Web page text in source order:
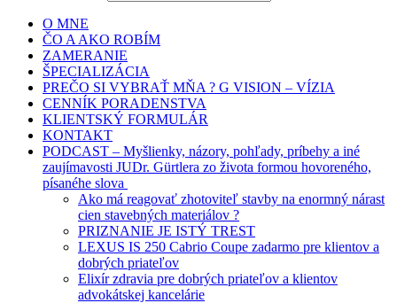
O MNE
ČO A AKO ROBÍM
ZAMERANIE
ŠPECIALIZÁCIA
PREČO SI VYBRAŤ MŇA ? G VISION – VÍZIA
CENNÍK PORADENSTVA
KLIENTSKÝ FORMULÁR
KONTAKT
PODCAST – Myšlienky, názory, pohľady, príbehy a iné
zaujímavosti JUDr. Gürtlera zo života formou hovoreného,
písanéhe slova
Ako má reagovať zhotoviteľ stavby na enormný nárast
cien stavebných materiálov ?
PRIZNANIE JE ISTÝ TREST
LEXUS IS 250 Cabrio Coupe zadarmo pre klientov a
dobrých priateľov
Elixír zdravia pre dobrých priateľov a klientov
advokátskej kancelárie